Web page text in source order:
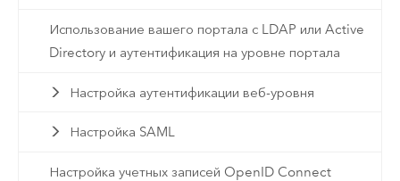
Использование вашего портала с LDAP или Active
Directory и аутентификация на уровне портала
Настройка аутентификации веб-уровня
Настройка SAML
Настройка учетных записей OpenID Connect